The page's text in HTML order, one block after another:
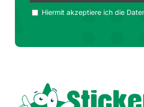
Hiermit akzeptiere ich die